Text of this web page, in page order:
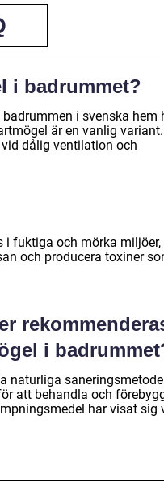
i badrummet?
i svenska hem
är en vanlig
dålig ventilation och
i fuktiga och mörka
och producera toxiner
i
naturliga
att behandla och
har visat sig